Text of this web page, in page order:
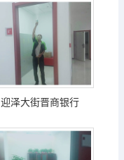
迎泽大街晋商银行